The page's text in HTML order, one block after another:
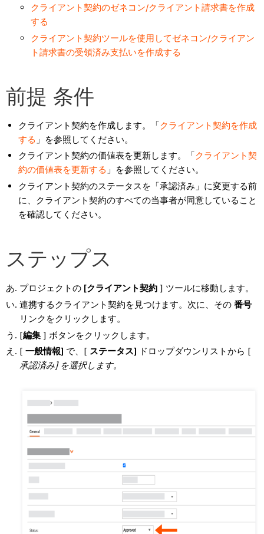
クライアント契約のゼネコン/クライアント請求書を作成
する
クライアント契約ツールを使用してゼネコン/クライアン
ト請求書の受領済み支払いを作成する
前提 条件
クライアント契約を作成します。「クライアント契約を作成
する 」を参照してください。
クライアント契約の価値表を更新します。「クライアント契
約の価値表を更新する 」を参照してください。
クライアント契約のステータスを「承認済み」に変更する前
に、クライアント契約のすべての当事者が同意していること
を確認してください。
ステップス
プロジェクトの [クライアント契約] ツールに移動します。
連携するクライアント契約を見つけます。次に、その 番号
リンクをクリックします。
[編集] ボタンをクリックします。
[ 一般情報] で、[ ステータス] ドロップダウンリストから [
承認済み] を選択します。